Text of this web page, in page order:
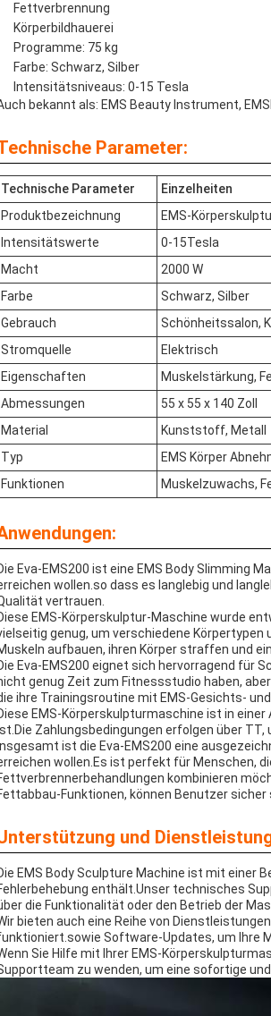
Fettverbrennung
Körperbildhauerei
Programme: 75 kg
Farbe: Schwarz, Silber
Intensitätsniveaus: 0-15 Tesla
bekannt als: EMS Beauty Instrument,
Parameter:
Technische Parameter
Einzelheiten
Produktbezeichnung
EMS-
Intensitätswerte
0-15Tesla
Macht
2000 W
Farbe
Schwarz, Silber
Gebrauch
Schönheitssalon,
Stromquelle
Elektrisch
Eigenschaften
Muskelstärkung,
Abmessungen
55 x 55 x 140 Zoll
Material
Kunststoff, Metall
Typ
EMS Körper
Funktionen
Muskelzuwachs,
Eva-EMS200 ist eine EMS Body Slimming
wollen.so dass es langlebig und
vertrauen.
EMS-Körperskulptur-Maschine wurde
genug, um verschiedene
aufbauen, ihren Körper straffen und
Eva-EMS200 eignet sich hervorragend für
genug Zeit zum Fitnessstudio haben,
ihre Trainingsroutine mit EMS-Gesichts-
EMS-Körperskulpturmaschine ist in
Zahlungsbedingungen erfolgen über
ist die Eva-EMS200 eine
wollen.Es ist perfekt für Menschen,
kombinieren
Funktionen, können Benutzer
und
EMS Body Sculpture Machine ist mit einer
enthält.Unser technisches
die Funktionalität oder den Betrieb der
bieten auch eine Reihe von
Software-Updates, um Ihre
Sie Hilfe mit Ihrer EMS-
zu wenden, um eine sofortige